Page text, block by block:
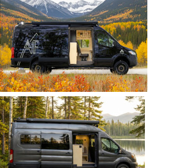
Toilette à cassette ou réservoir d'eau
pourquoi la cassette est